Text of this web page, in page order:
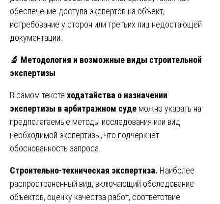
обеспечение доступа экспертов на объект,
истребование у сторон или третьих лиц недостающей
документации.
🔬 Методология и возможные виды строительной
экспертизы
В самом тексте ходатайства о назначении
экспертизы в арбитражном суде можно указать на
предполагаемые методы исследования или вид
необходимой экспертизы, что подчеркнет
обоснованность запроса.
Строительно-техническая экспертиза. Наиболее
распространенный вид, включающий обследование
объектов, оценку качества работ, соответствие